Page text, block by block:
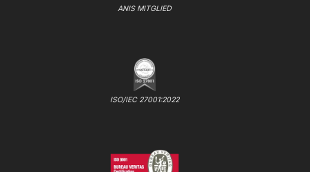
ANIS MITGLIED
ISO/IEC 27001:2022